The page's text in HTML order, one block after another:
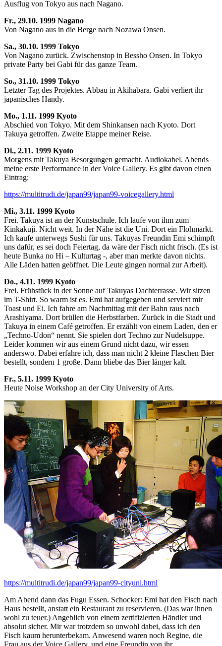
Ausflug von Tokyo aus nach Nagano.
Fr., 29.10. 1999 Nagano
Von Nagano aus in die Berge nach Nozawa Onsen.
Sa., 30.10. 1999 Tokyo
Von Nagano zurück. Zwischenstop in Bessho Onsen. In Tokyo
private Party bei Gabi für das ganze Team.
So., 31.10. 1999 Tokyo
Letzter Tag des Projektes. Abbau in Akihabara. Gabi verliert ihr
japanisches Handy.
Mo., 1.11. 1999 Kyoto
Abschied von Tokyo. Mit dem Shinkansen nach Kyoto. Dort
Takuya getroffen. Zweite Etappe meiner Reise.
Di., 2.11. 1999 Kyoto
Morgens mit Takuya Besorgungen gemacht. Audiokabel. Abends
meine erste Performance in der Voice Gallery. Es gibt davon einen
Eintrag:
https://multitrudi.de/japan99/japan99-voicegallery.html
Mi., 3.11. 1999 Kyoto
Frei. Takuya ist an der Kunstschule. Ich laufe von ihm zum
Kinkakuji. Nicht weit. In der Nähe ist die Uni. Dort ein Flohmarkt.
Ich kaufe unterwegs Sushi für uns. Takuyas Freundin Emi schimpft
uns dafür, es sei doch Feiertag, da wäre der Fisch nicht frisch. (Es ist
heute Bunka no Hi – Kulturtag -, aber man merkte davon nichts.
Alle Läden hatten geöffnet. Die Leute gingen normal zur Arbeit).
Do., 4.11. 1999 Kyoto
Frei. Frühstück in der Sonne auf Takuyas Dachterrasse. Wir sitzen
im T-Shirt. So warm ist es. Emi hat aufgegeben und serviert mir
Toast und Ei. Ich fahre am Nachmittag mit der Bahn raus nach
Arashiyama. Dort brüllen die Herbstfarben. Zurück in die Stadt und
Takuya in einem Café getroffen. Er erzählt von einem Laden, den er
„Techno-Udon“ nennt. Sie spielen dort Techno zur Nudelsuppe.
Leider kommen wir aus einem Grund nicht dazu, wir essen
anderswo. Dabei erfahre ich, dass man nicht 2 kleine Flaschen Bier
bestellt, sondern 1 große. Dann bliebe das Bier länger kalt.
Fr., 5.11. 1999 Kyoto
Heute Noise Workshop an der City University of Arts.
https://multitrudi.de/japan99/japan99-cityuni.html
Am Abend dann das Fugu Essen. Schocker: Emi hat den Fisch nach
Haus bestellt, anstatt ein Restaurant zu reservieren. (Das war ihnen
wohl zu teuer.) Angeblich von einem zertifizierten Händler und
absolut sicher. Mir war trotzdem so unwohl dabei, dass ich den
Fisch kaum herunterbekam. Anwesend waren noch Regine, die